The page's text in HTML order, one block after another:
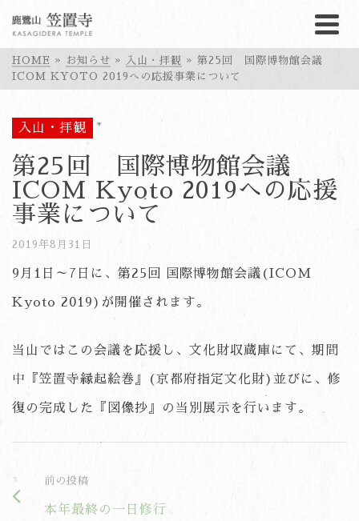
HOME » お知らせ » 入山・拝観 » 第25回 国際博物館会議
ICOM KYOTO 2019への応援事業について
入山・拝観
第25回 国際博物館会議
ICOM Kyoto 2019への応援
事業について
2019年8月31日
9月1日～7日に、第25回 国際博物館会議(ICOM
Kyoto 2019)が開催されます。
当山ではこの会議を応援し、文化財収蔵庫にて、期間
中『笠置寺縁起絵巻』(京都府指定文化財)並びに、修
復の完成した『図像抄』の当別展示を行います。
前の投稿
本年最終の一日修行